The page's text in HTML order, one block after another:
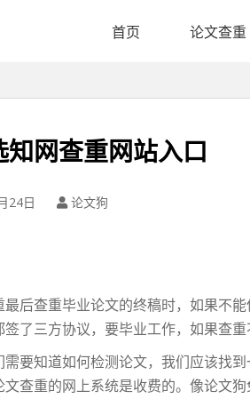
首页 论文查重
知网查重网站入口
24日 论文狗
最后查重毕业论文的终稿时，如果不
签了三方协议，要毕业工作，如果查重
需要知道如何检测论文，我们应该找
文查重的网上系统是收费的。像论文